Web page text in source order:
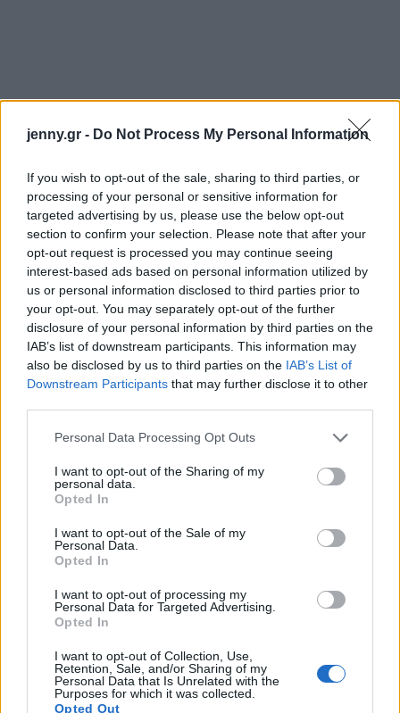
jenny.gr - Do Not Process My Personal Information
If you wish to opt-out of the sale, sharing to third parties, or
processing of your personal or sensitive information for
targeted advertising by us, please use the below opt-out
section to confirm your selection. Please note that after your
opt-out request is processed you may continue seeing
interest-based ads based on personal information utilized by
us or personal information disclosed to third parties prior to
your opt-out. You may separately opt-out of the further
disclosure of your personal information by third parties on the
IAB’s list of downstream participants. This information may
also be disclosed by us to third parties on the IAB’s List of
Downstream Participants that may further disclose it to other
Please note that this website/app uses one or more Google
not limited to your visit or usage behaviour. You may click to
grant or deny consent to Google and its third-party tags to
use your data for below specified purposes in below Google
consent section.
Personal Data Processing Opt Outs
I want to opt-out of the Sharing of my
personal data.
Opted In
I want to opt-out of the Sale of my
Personal Data.
Opted In
I want to opt-out of processing my
Personal Data for Targeted Advertising.
Opted In
I want to opt-out of Collection, Use,
Retention, Sale, and/or Sharing of my
Personal Data that Is Unrelated with the
Purposes for which it was collected.
Opted Out
bad bunny making out w Kendall